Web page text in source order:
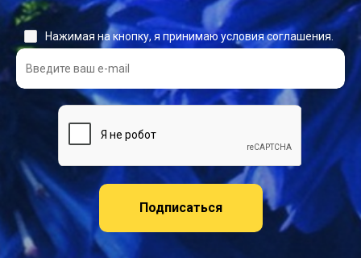
Подписаться
Нажимая на кнопку, я принимаю условия соглашения.